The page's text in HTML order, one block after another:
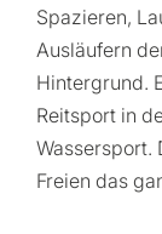
Spazieren,
Ausläufern
Hintergrund.
Reitsport in
Wassersport.
Freien das
in
Senden
melden